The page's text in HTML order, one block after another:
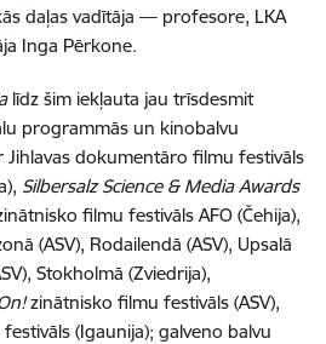
daļas vadītāja — profesore, LKA
Inga Pērkone.
līdz šim iekļauta jau trīsdesmit
programmās un kinobalvu
dokumentāro filmu festivāls
Silbersalz Science & Media Awards
filmu festivāls AFO (Čehija),
(ASV), Rodailendā (ASV), Upsalā
Stokholmā (Zviedrija),
zinātnisko filmu festivāls (ASV),
(Igaunija); galveno balvu